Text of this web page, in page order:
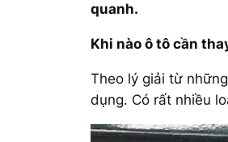
quanh.
Khi nào ô tô cần
Theo lý giải từ
dụng. Có rất nhiều